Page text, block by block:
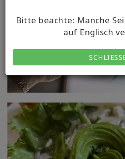
Bitte beachte: Manche
auf Englisch